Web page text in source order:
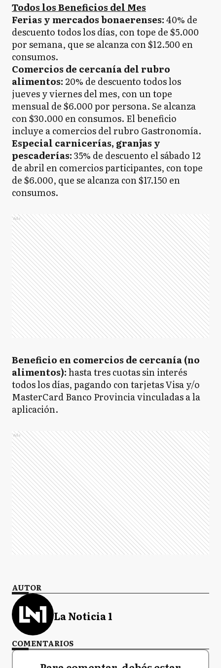
Todos los Beneficios del Mes
Ferias y mercados bonaerenses:40% de
descuento todos los días, con tope de $5.000
por semana, que se alcanza con $12.500 en
consumos.
Comercios de cercanía del rubro
alimentos: 20% de descuento todos los
jueves y viernes del mes, con un tope
mensual de $6.000 por persona. Se alcanza
con $30.000 en consumos. El beneficio
incluye a comercios del rubro Gastronomía.
Especial carnicerías, granjas y
pescaderías:35% de descuento el sábado 12
de abril en comercios participantes, con tope
de $6.000, que se alcanza con $17.150 en
consumos.
Ads
Beneficio en comercios de cercanía (no
alimentos):hasta tres cuotas sin interés
todos los días, pagando con tarjetas Visa y/o
MasterCard Banco Provincia vinculadas a la
aplicación.
Ads
AUTOR
La Noticia 1
COMENTARIOS